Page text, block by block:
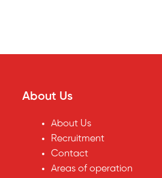
About Us
About Us
Recruitment
Contact
Areas of operation